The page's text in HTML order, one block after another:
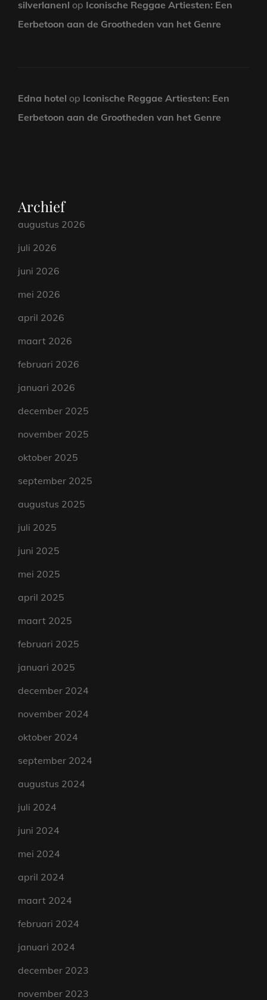
silverlanenl op Iconische Reggae Artiesten: Een
Eerbetoon aan de Grootheden van het Genre
Edna hotel op Iconische Reggae Artiesten: Een
Eerbetoon aan de Grootheden van het Genre
Archief
augustus 2026
juli 2026
juni 2026
mei 2026
april 2026
maart 2026
februari 2026
januari 2026
december 2025
november 2025
oktober 2025
september 2025
augustus 2025
juli 2025
juni 2025
mei 2025
april 2025
maart 2025
februari 2025
januari 2025
december 2024
november 2024
oktober 2024
september 2024
augustus 2024
juli 2024
juni 2024
mei 2024
april 2024
maart 2024
februari 2024
januari 2024
december 2023
november 2023